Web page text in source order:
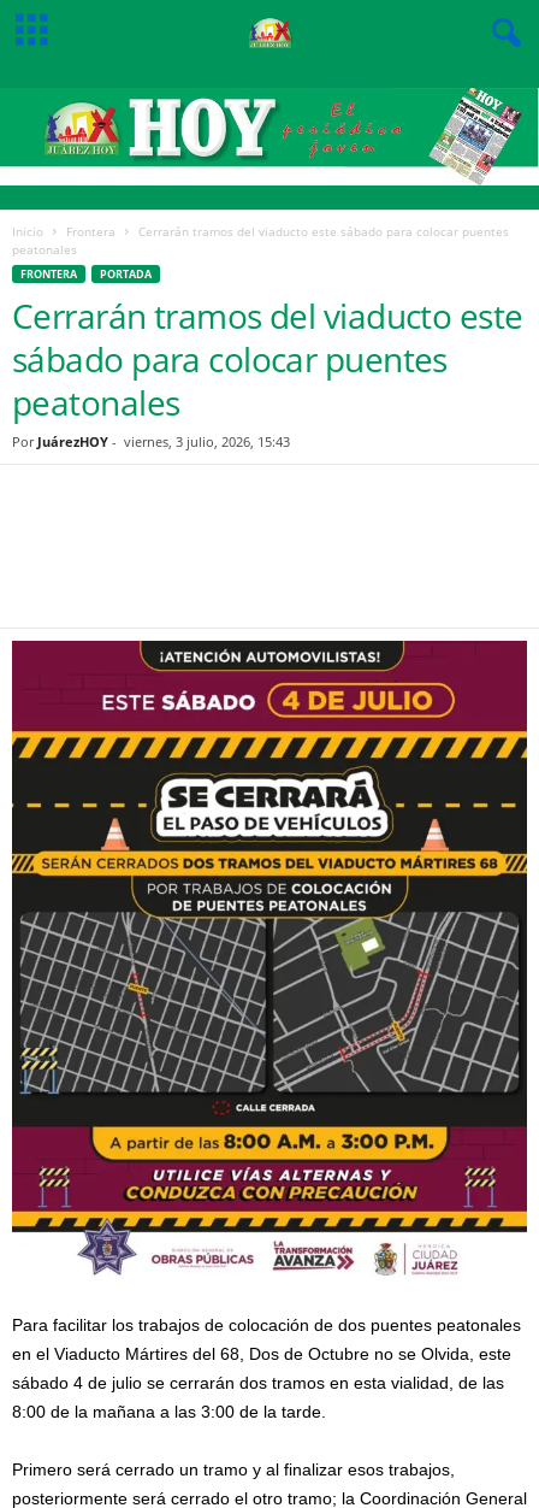
Inicio Frontera
Cerrarán tramos del viaducto este sábado para colocar puentes
peatonales
FRONTERA PORTADA
Cerrarán tramos del viaducto este
sábado para colocar puentes
peatonales
Por JuárezHOY - viernes, 3 julio, 2026, 15:43
Para facilitar los trabajos de colocación de dos puentes peatonales
en el Viaducto Mártires del 68, Dos de Octubre no se Olvida, este
sábado 4 de julio se cerrarán dos tramos en esta vialidad, de las
8:00 de la mañana a las 3:00 de la tarde.
Primero será cerrado un tramo y al finalizar esos trabajos,
posteriormente será cerrado el otro tramo; la Coordinación General